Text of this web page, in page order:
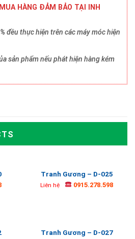
MUA HÀNG ĐẢM BẢO TẠI INH
đều thực hiện trên các máy móc hiện
sản phẩm nếu phát hiện hàng kém
Tranh Gương – D-025
Liên hệ 0915.278.598
Tranh Gương – D-027